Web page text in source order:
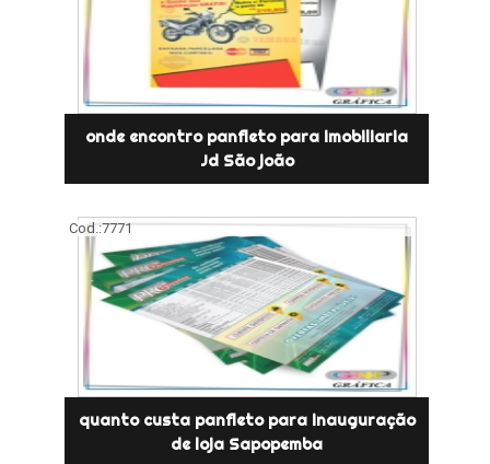
onde encontro panfleto para imobiliaria
Jd São joão
Cod.:7771
quanto custa panfleto para inauguração
de loja Sapopemba